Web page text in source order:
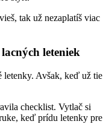
tak už nezaplatíš viac
leteniek
Avšak, keď už tie
checklist. Vytlač si
keď prídu letenky pre